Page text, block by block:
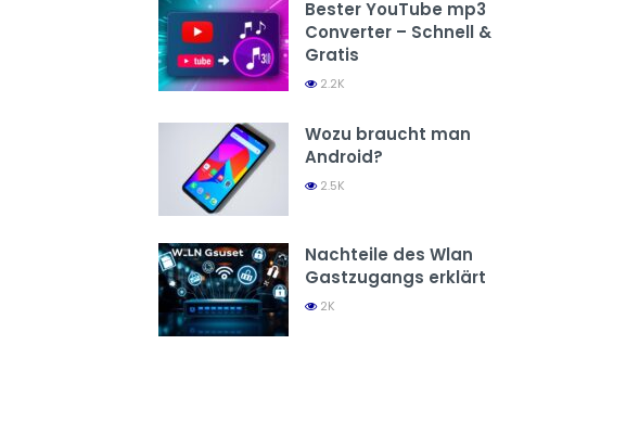
Bester YouTube mp3
Converter – Schnell &
Gratis
2.2K
Wozu braucht man
Android?
2.5K
Nachteile des Wlan
Gastzugangs erklärt
2K